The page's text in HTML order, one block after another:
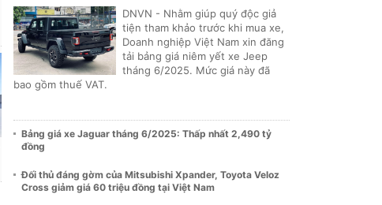
DNVN - Nhằm giúp quý độc giả
tiện tham khảo trước khi mua xe,
Doanh nghiệp Việt Nam xin đăng
tải bảng giá niêm yết xe Jeep
tháng 6/2025. Mức giá này đã
bao gồm thuế VAT.
Bảng giá xe Jaguar tháng 6/2025: Thấp nhất 2,490 tỷ
đồng
Đối thủ đáng gờm của Mitsubishi Xpander, Toyota Veloz
Cross giảm giá 60 triệu đồng tại Việt Nam